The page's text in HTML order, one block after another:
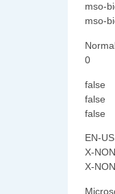
mso-
mso-
0
false
false
false
EN-US
X-
X-